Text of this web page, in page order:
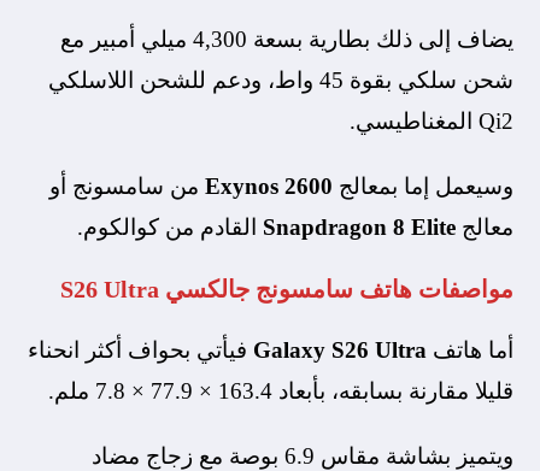
يضاف إلى ذلك بطارية بسعة 4,300 ميلي أمبير مع
شحن سلكي بقوة 45 واط، ودعم للشحن اللاسلكي
Qi2 المغناطيسي.
وسيعمل إما بمعالج Exynos 2600 من سامسونج أو
معالجSnapdragon 8 Elite القادم من كوالكوم.
مواصفات هاتف سامسونج جالكسي S26 Ultra
أما هاتفGalaxy S26 Ultra فيأتي بحواف أكثر انحناء
قليلا مقارنة بسابقه، بأبعاد 163.4 × 77.9 × 7.8 ملم.
ويتميز بشاشة مقاس 6.9 بوصة مع زجاج مضاد